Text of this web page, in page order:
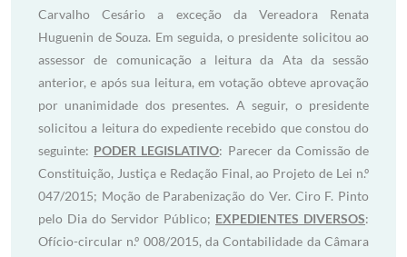
Carvalho Cesário a exceção da Vereadora Renata
Huguenin de Souza. Em seguida, o presidente solicitou ao
assessor de comunicação a leitura da Ata da sessão
anterior, e após sua leitura, em votação obteve aprovação
por unanimidade dos presentes. A seguir, o presidente
solicitou a leitura do expediente recebido que constou do
seguinte: PODER LEGISLATIVO: Parecer da Comissão de
Constituição, Justiça e Redação Final, ao Projeto de Lei n.º
047/2015; Moção de Parabenização do Ver. Ciro F. Pinto
pelo Dia do Servidor Público; EXPEDIENTES DIVERSOS:
Ofício-circular n.º 008/2015, da Contabilidade da Câmara